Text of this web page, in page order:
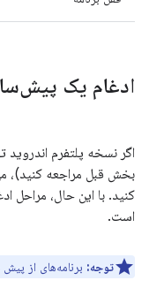
ادغام یک
اگر نسخه پلتفرم
کنید. با این حال، مراحل
است.
توجه: برنامه‌های از